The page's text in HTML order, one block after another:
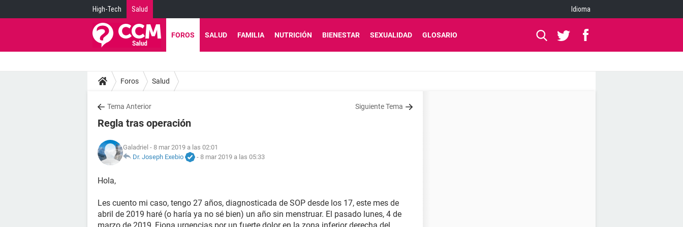
High-Tech Salud Idioma
FOROS SALUD FAMILIA NUTRICIÓN BIENESTAR SEXUALIDAD GLOSARIO
Foros Salud
Tema Anterior Siguiente Tema
Regla tras operación
Galadriel - 8 mar 2019 a las 02:01
Dr. Joseph Exebio
- 8 mar 2019 a las 05:33
Hola,
Les cuento mi caso, tengo 27 años, diagnosticada de SOP desde los 17, este mes de
abril de 2019 haré (o haría ya no sé bien) un año sin menstruar. El pasado lunes, 4 de